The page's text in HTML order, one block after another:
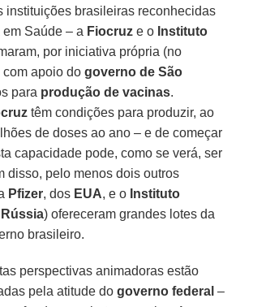
instituições brasileiras reconhecidas
Saúde – a Fiocruz e o Instituto
por iniciativa própria (no
com apoio dogoverno de São
para produção de vacinas.
têm condições para produzir, ao
de doses ao ano – e de começar
capacidade pode, como se verá, ser
disso, pelo menos dois outros
Pfizer, dos EUA, e o Instituto
Rússia) ofereceram grandes lotes da
brasileiro.
perspectivas animadoras estão
pela atitude dogoverno federal –